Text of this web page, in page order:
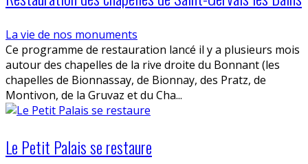
La vie de nos monuments
Ce programme de restauration lancé il y a plusieurs mois
autour des chapelles de la rive droite du Bonnant (les
chapelles de Bionnassay, de Bionnay, des Pratz, de
Montivon, de la Gruvaz et du Cha...
Le Petit Palais se restaure